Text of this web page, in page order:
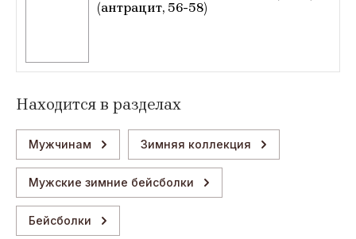
(антрацит, 56-58)
Находится в разделах
Мужчинам Зимняя коллекция
Мужские зимние бейсболки
Бейсболки